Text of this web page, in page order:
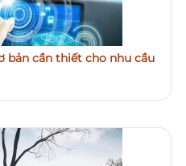
bản cần thiết cho nhu cầu